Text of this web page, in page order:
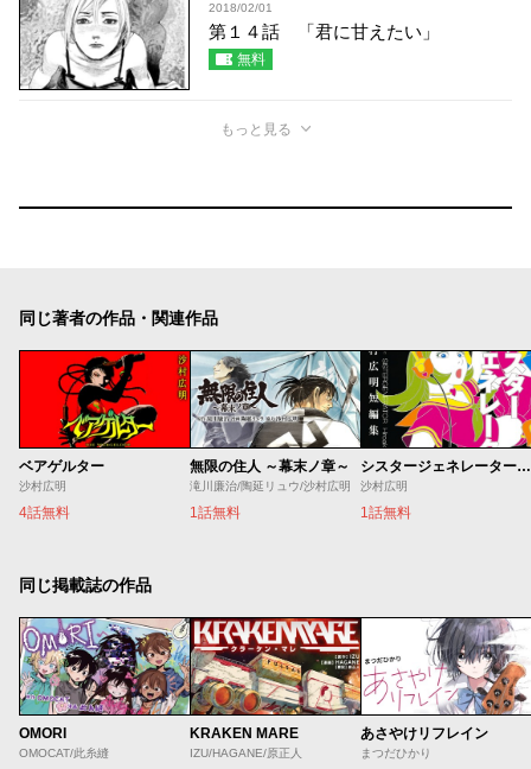
2018/02/01
第１４話 「君に甘えたい」
無料
もっと見る
同じ著者の作品・関連作品
ベアゲルター
沙村広明
4話無料
無限の住人 ～幕末ノ章～
滝川廉治/陶延リュウ/沙村広明
1話無料
シスタージェネレーター 沙村広明短編集
沙村広明
1話無料
同じ掲載誌の作品
OMORI
OMOCAT/此糸縫
KRAKEN MARE
IZU/HAGANE/原正人
あさやけリフレイン
まつだひかり